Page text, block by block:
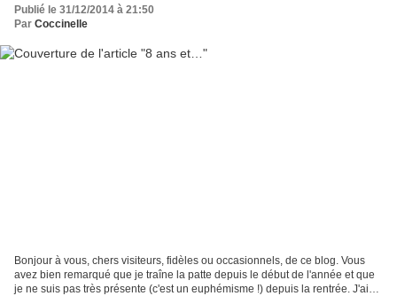
Publié le 31/12/2014 à 21:50
Par Coccinelle
Bonjour à vous, chers visiteurs, fidèles ou occasionnels, de ce blog. Vous
avez bien remarqué que je traîne la patte depuis le début de l'année et que
je ne suis pas très présente (c'est un euphémisme !) depuis la rentrée. J'ai